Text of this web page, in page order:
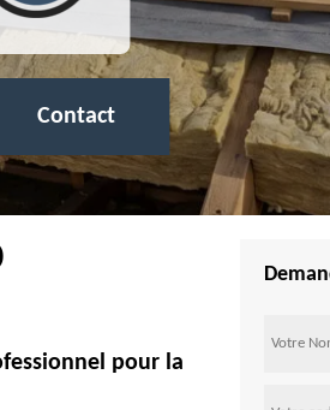
Contact
pour la